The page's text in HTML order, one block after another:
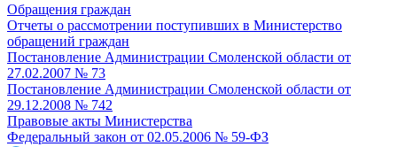
Обращения граждан
Отчеты о рассмотрении поступивших в Министерство
обращений граждан
Постановление Администрации Смоленской области от
27.02.2007 № 73
Постановление Администрации Смоленской области от
29.12.2008 № 742
Правовые акты Министерства
Федеральный закон от 02.05.2006 № 59-ФЗ